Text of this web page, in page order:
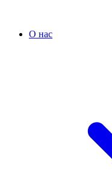
О нас